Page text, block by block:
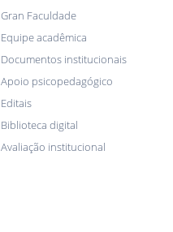
Gran Faculdade
Equipe acadêmica
Documentos institucionais
Apoio psicopedagógico
Editais
Biblioteca digital
Avaliação institucional